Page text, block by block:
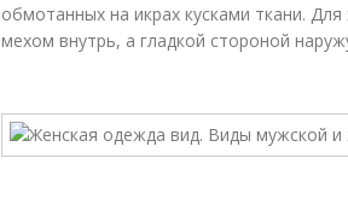
обмотанных на икрах кусками ткани.
мехом внутрь, а гладкой стороной